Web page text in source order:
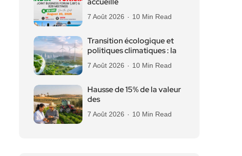
7 Août 2026 10 Min Read
Transition écologique et
politiques climatiques : la
7 Août 2026 10 Min Read
Hausse de 15% de la valeur
des
7 Août 2026 10 Min Read